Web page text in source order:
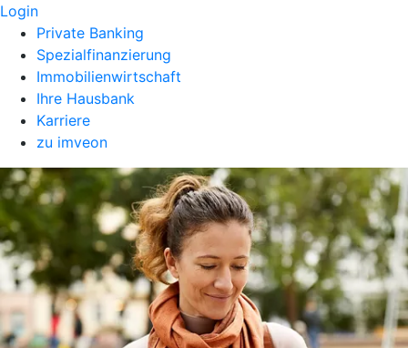
Login
Private Banking
Spezialfinanzierung
Immobilienwirtschaft
Ihre Hausbank
Karriere
zu imveon